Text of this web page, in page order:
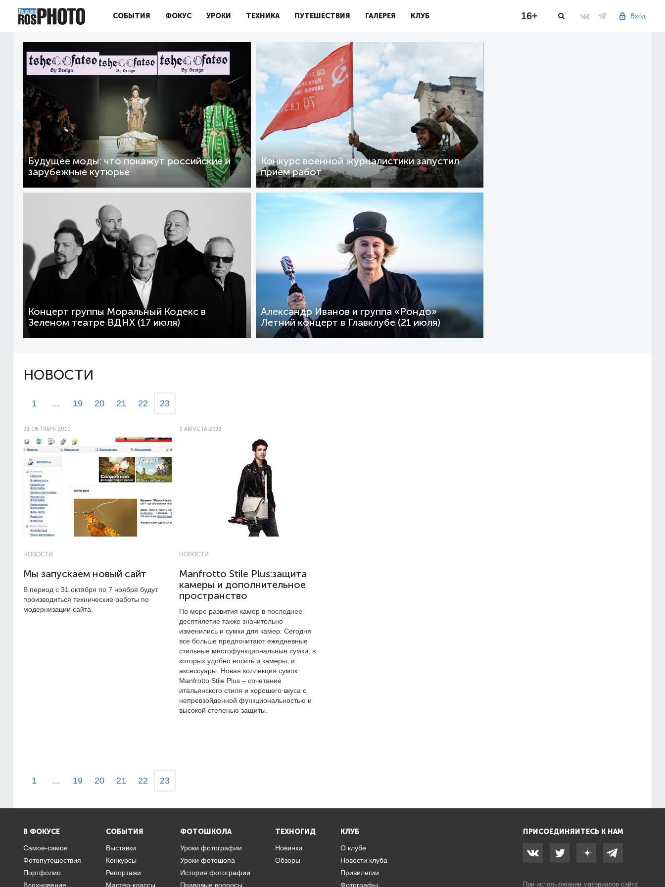
СОБЫТИЯ ФОКУС УРОКИ ТЕХНИКА ПУТЕШЕСТВИЯ ГАЛЕРЕЯ КЛУБ Вход
16+
Будущее моды: что покажут российские и
зарубежные кутюрье
Конкурс военной журналистики запустил
прием работ
Концерт группы Моральный Кодекс в
Зеленом театре ВДНХ (17 июля)
Александр Иванов и группа «Рондо»
Летний концерт в Главклубе (21 июля)
НОВОСТИ
1 … 19 20 21 22 23
31 ОКТЯБРЯ 2011
НОВОСТИ
Мы запускаем новый сайт
В период с 31 октября по 7 ноября будут
производиться технические работы по
модернизации сайта.
3 АВГУСТА 2011
НОВОСТИ
Manfrotto Stile Plus:защита
камеры и дополнительное
пространство
По мере развития камер в последнее
десятилетие также значительно
изменились и сумки для камер. Сегодня
все больше предпочитают ежедневные
стильные многофункциональные сумки, в
которых удобно носить и камеры, и
аксессуары. Новая коллекция сумок
Manfrotto Stile Plus – сочетание
итальянского стиля и хорошего вкуса с
непревзойденной функциональностью и
высокой степенью защиты.
1 … 19 20 21 22 23
В ФОКУСЕ
Самое-самое
Фотопутешествия
Портфолио
Вдохновение
СОБЫТИЯ
Выставки
Конкурсы
Репортажи
Мастер-классы
ФОТОШКОЛА
Уроки фотографии
Уроки фотошопа
История фотографии
Правовые вопросы
ТЕХНОГИД
Новинки
Обзоры
КЛУБ
О клубе
Новости клуба
Привилегии
Фотографы
ПРИСОЕДИНЯЙТЕСЬ К НАМ
При использовании материалов сайта